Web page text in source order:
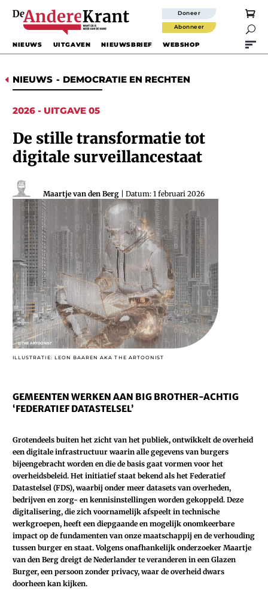
Doneer
Abonneer 
NIEUWS UITGAVEN NIEUWSBRIEF WEBSHOP
D NIEUWS - DEMOCRATIE EN RECHTEN
2026 - UITGAVE 05
De stille transformatie tot
digitale surveillancestaat
Maartje van den Berg | Datum: 1 februari 2026
ILLUSTRATIE: LEON BAAREN AKA THE ARTOONIST
GEMEENTEN WERKEN AAN BIG BROTHER-ACHTIG
‘FEDERATIEF DATASTELSEL’
Grotendeels buiten het zicht van het publiek, ontwikkelt de overheid
een digitale infrastructuur waarin alle gegevens van burgers
bijeengebracht worden en die de basis gaat vormen voor het
overheidsbeleid. Het initiatief staat bekend als het Federatief
Datastelsel (FDS), waarbij onder meer datasets van overheden,
bedrijven en zorg- en kennisinstellingen worden gekoppeld. Deze
digitalisering, die zich voornamelijk afspeelt in technische
werkgroepen, heeft een diepgaande en mogelijk onomkeerbare
impact op de fundamenten van onze maatschappij en de verhouding
tussen burger en staat. Volgens onafhankelijk onderzoeker Maartje
van den Berg dreigt de Nederlander te veranderen in een Glazen
Burger, een persoon zonder privacy, waar de overheid dwars
doorheen kan kijken.